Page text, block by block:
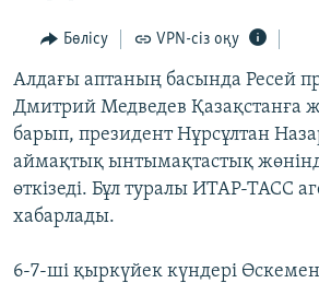
Navigation
Search
ӘЛЕУМЕТ
ӘЛЕМ
АРНАЙЫ ЖОБАЛАР
Русский
Бөлісу VPN-сіз оқу
Алдағы аптаның басында Ресей
Дмитрий Медведев Қазақстанға
барып, президент Нұрсұлтан
аймақтық ынтымақтастық
өткізеді. Бұл туралы ИТАР-ТАСС
хабарлады.
6-7-ші қыркүйек күндері